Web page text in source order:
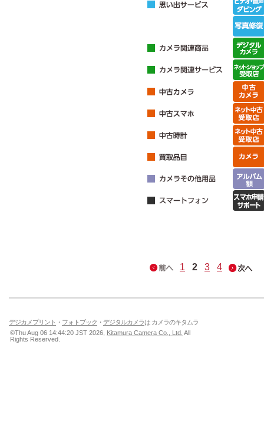
1 2 3 4
デジカメプリント ・ フォトブック ・ デジタルカメラは カメラのキタムラ
©Thu Aug 06 14:44:20 JST 2026, Kitamura Camera Co., Ltd. All
Rights Reserved.